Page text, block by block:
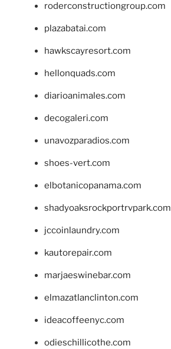
roderconstructiongroup.com
plazabatai.com
hawkscayresort.com
hellonquads.com
diarioanimales.com
decogaleri.com
unavozparadios.com
shoes-vert.com
elbotanicopanama.com
shadyoaksrockportrvpark.com
jccoinlaundry.com
kautorepair.com
marjaeswinebar.com
elmazatlanclinton.com
ideacoffeenyc.com
odieschillicothe.com